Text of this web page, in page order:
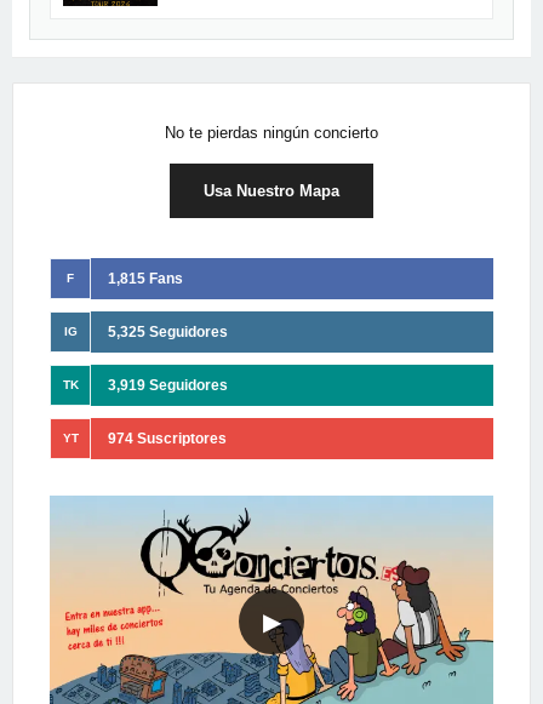
No te pierdas ningún concierto
Usa Nuestro Mapa
F 1,815 Fans
IG 5,325 Seguidores
TK 3,919 Seguidores
YT 974 Suscriptores
▶